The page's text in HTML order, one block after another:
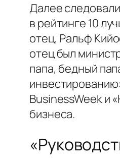
Далее
в рейтинге 10
отец, Ральф
отец был
папа, бедный
BusinessWeek и
бизнеса.